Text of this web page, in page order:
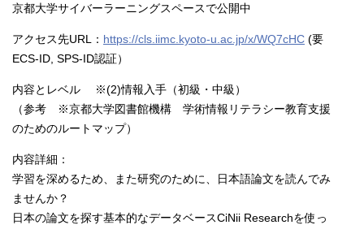
京都大学サイバーラーニングスペースで公開中
アクセス先URL： https://cls.iimc.kyoto-u.ac.jp/x/WQ7cHC (要
ECS-ID, SPS-ID認証）
内容とレベル ※(2)情報入手（初級・中級）
（参考 ※京都大学図書館機構 学術情報リテラシー教育支援
のためのルートマップ）
内容詳細：
学習を深めるため、また研究のために、日本語論文を読んでみ
ませんか？
日本の論文を探す基本的なデータベースCiNii Researchを使っ